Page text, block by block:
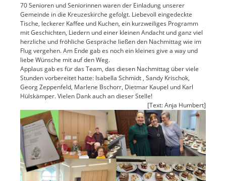
70 Senioren und Seniorinnen waren der Einladung unserer
Gemeinde in die Kreuzeskirche gefolgt. Liebevoll eingedeckte
Tische, leckerer Kaffee und Kuchen, ein kurzweiliges Programm
mit Geschichten, Liedern und einer kleinen Andacht und ganz viel
herzliche und fröhliche Gespräche ließen den Nachmittag wie im
Flug vergehen. Am Ende gab es noch ein kleines give a way und
liebe Wünsche mit auf den Weg.
Applaus gab es für das Team, das diesen Nachmittag über viele
Stunden vorbereitet hatte: Isabella Schmidt , Sandy Krischok,
Georg Zeppenfeld, Marlene Bschorr, Dietmar Kaupel und Karl
Hülskämper. Vielen Dank auch an dieser Stelle!
[Text: Anja Humbert]